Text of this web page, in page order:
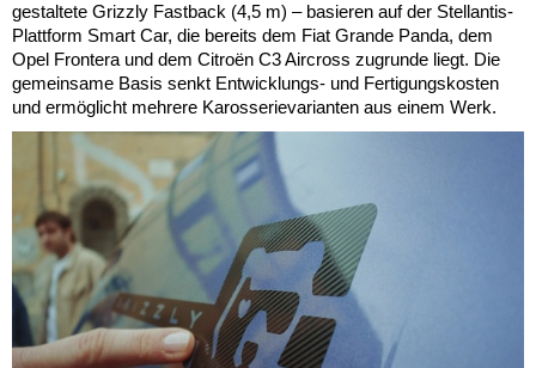
gestaltete Grizzly Fastback (4,5 m) – basieren auf der Stellantis-
Plattform Smart Car, die bereits dem Fiat Grande Panda, dem
Opel Frontera und dem Citroën C3 Aircross zugrunde liegt. Die
gemeinsame Basis senkt Entwicklungs- und Fertigungskosten
und ermöglicht mehrere Karosserievarianten aus einem Werk.